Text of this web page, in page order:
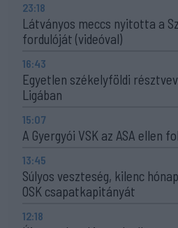
23:18
Látványos meccs nyitotta a
fordulóját (videóval)
16:43
Egyetlen székelyföldi
Ligában
15:07
A Gyergyói VSK az ASA ellen
13:45
Súlyos veszteség, kilenc
OSK csapatkapitányát
12:18